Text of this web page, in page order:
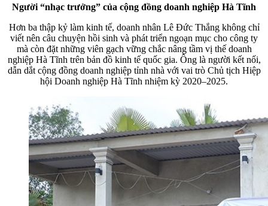
Người “nhạc trưởng” của cộng đồng doanh nghiệp Hà Tĩnh
Hơn ba thập kỷ làm kinh tế, doanh nhân Lê Đức Thắng không chỉ
viết nên câu chuyện hồi sinh và phát triển ngoạn mục cho công ty
mà còn đặt những viên gạch vững chắc nâng tầm vị thế doanh
nghiệp Hà Tĩnh trên bản đồ kinh tế quốc gia. Ông là người kết nối,
dẫn dắt cộng đồng doanh nghiệp tỉnh nhà với vai trò Chủ tịch Hiệp
hội Doanh nghiệp Hà Tĩnh nhiệm kỳ 2020–2025.